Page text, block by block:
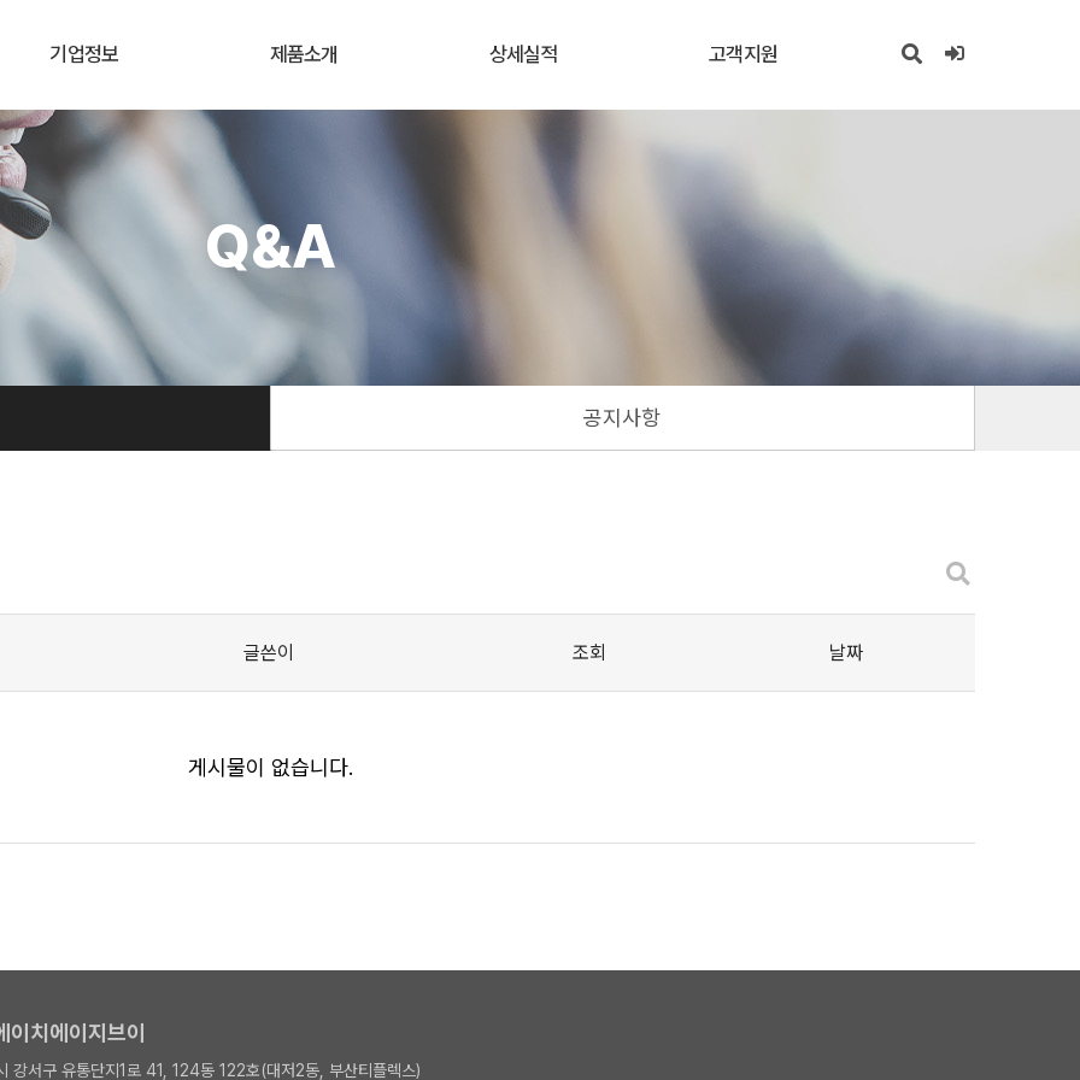
기업정보 제품소개 상세실적 고객지원
Q&A
공지사항
글쓴이 조회 날짜
게시물이 없습니다.
치에이지브이
강서구 유통단지1로 41, 124동 122호(대저2동, 부산티플렉스)